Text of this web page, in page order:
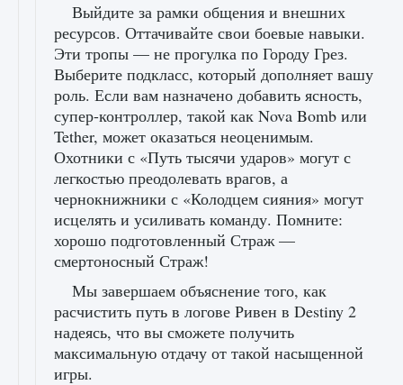
Выйдите за рамки общения и внешних
ресурсов. Оттачивайте свои боевые навыки.
Эти тропы — не прогулка по Городу Грез.
Выберите подкласс, который дополняет вашу
роль. Если вам назначено добавить ясность,
супер-контроллер, такой как Nova Bomb или
Tether, может оказаться неоценимым.
Охотники с «Путь тысячи ударов» могут с
легкостью преодолевать врагов, а
чернокнижники с «Колодцем сияния» могут
исцелять и усиливать команду. Помните:
хорошо подготовленный Страж —
смертоносный Страж!
Мы завершаем объяснение того, как
расчистить путь в логове Ривен в Destiny 2
надеясь, что вы сможете получить
максимальную отдачу от такой насыщенной
игры.